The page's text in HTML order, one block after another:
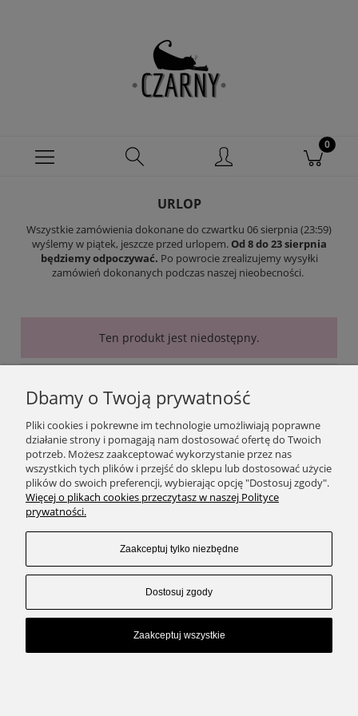
URLOP
Wszystkie zamówienia dokonane do czwartku 06 sierpnia (23:59)
wyślemy w piątek, jeszcze przed urlopem. Od 8 do 23 sierpnia
będziemy odpoczywać. Po powrocie zrealizujemy wysyłki
zamówień dokonanych podczas naszej nieobecności.
Ten produkt jest niedostępny.
Podaj swój adres e-mail, jeżeli chcesz otrzymywać
informacje o nowościach i promocjach.
Zapisz się
SKLEP
ZAKUPY
Dbamy o Twoją prywatność
Pliki cookies i pokrewne im technologie umożliwiają poprawne
działanie strony i pomagają nam dostosować ofertę do Twoich
potrzeb. Możesz zaakceptować wykorzystanie przez nas
wszystkich tych plików i przejść do sklepu lub dostosować użycie
plików do swoich preferencji, wybierając opcję "Dostosuj zgody".
Więcej o plikach cookies przeczytasz w naszej Polityce
prywatności.
Zaakceptuj tylko niezbędne
Dostosuj zgody
Zaakceptuj wszystkie